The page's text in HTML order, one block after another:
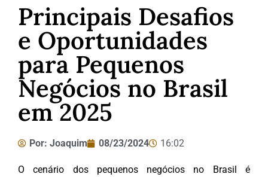
Principais Desafios
e Oportunidades
para Pequenos
Negócios no Brasil
em 2025
Por: Joaquim 08/23/2024 16:02
O cenário dos pequenos negócios no Brasil é